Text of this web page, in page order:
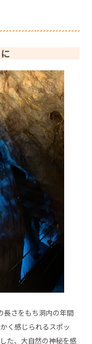
長さをもち洞内の年間
く感じられるスポッ
た、大自然の神秘を感